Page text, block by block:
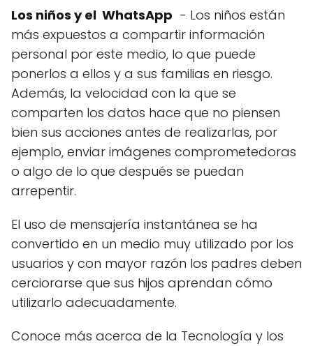
Los niños y el WhatsApp - Los niños están
más expuestos a compartir información
personal por este medio, lo que puede
ponerlos a ellos y a sus familias en riesgo.
Además, la velocidad con la que se
comparten los datos hace que no piensen
bien sus acciones antes de realizarlas, por
ejemplo, enviar imágenes comprometedoras
o algo de lo que después se puedan
arrepentir.
El uso de mensajería instantánea se ha
convertido en un medio muy utilizado por los
usuarios y con mayor razón los padres deben
cerciorarse que sus hijos aprendan cómo
utilizarlo adecuadamente.
Conoce más acerca de la Tecnología y los